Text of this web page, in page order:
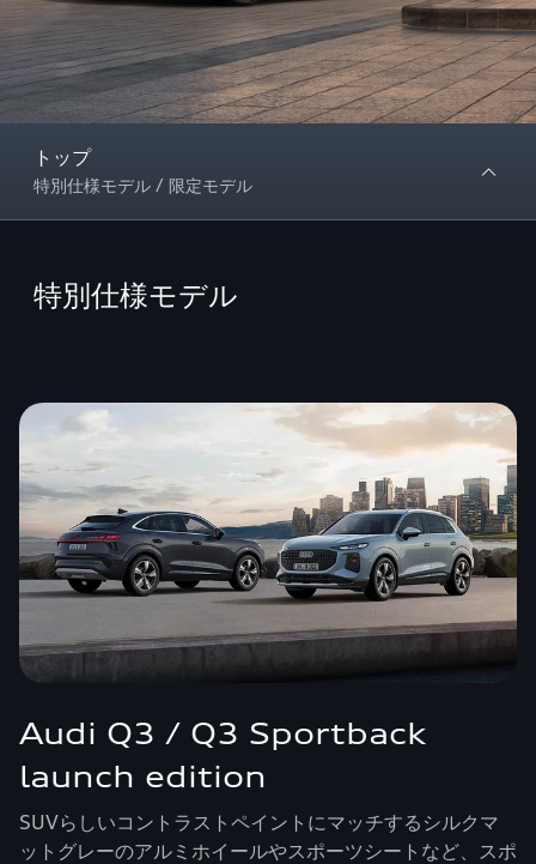
トップ
特別仕様モデル / 限定モデル
特別仕様モデル
Audi Q3 / Q3 Sportback
launch edition
SUVらしいコントラストペイントにマッチするシルクマ
ットグレーのアルミホイールやスポーツシートなど、スポ